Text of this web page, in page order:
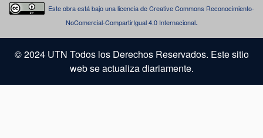
Este obra está bajo unalicencia de Creative Commons Reconocimiento-
NoComercial-CompartirIgual 4.0 Internacional.
© 2024 UTN Todos los Derechos Reservados. Este sitio
web se actualiza diariamente.